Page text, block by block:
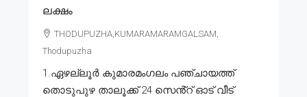
ലക്ഷം
THODUPUZHA,KUMARAMARAMGALSAM,
Thodupuzha
1.ഏഴല്ലൂർ കുമാരമംഗലം പഞ്ചായത്ത്
തൊടുപുഴ താലൂക്ക് 24 സെൻ്റ് ഓട് വീട്